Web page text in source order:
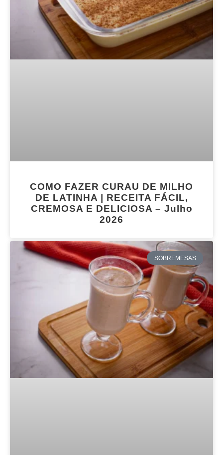
COMO FAZER CURAU DE MILHO
DE LATINHA | RECEITA FÁCIL,
CREMOSA E DELICIOSA – Julho
2026
SOBREMESAS